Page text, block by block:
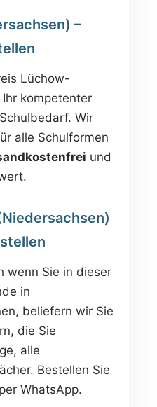
–
Lüchow-
kompetenter
Wir
alle Schulformen
und
wenn Sie in dieser
in
beliefern wir Sie
die Sie
alle
Bestellen Sie
WhatsApp.